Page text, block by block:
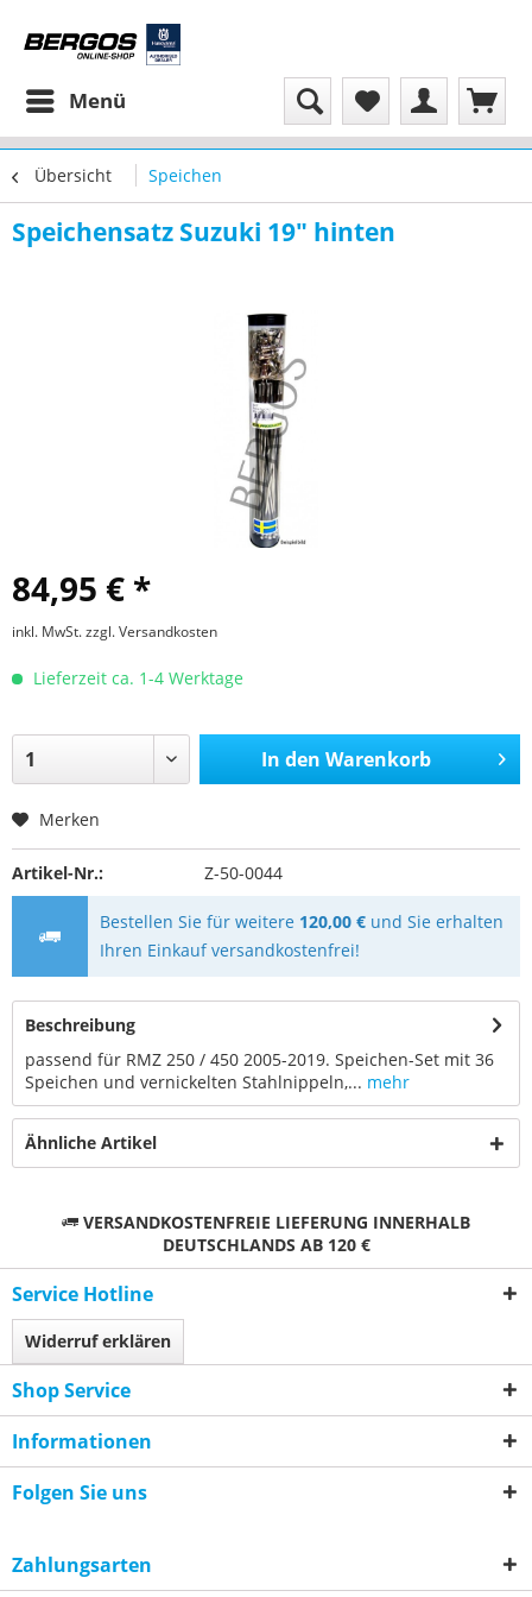
Menü
Übersicht Speichen
Speichensatz Suzuki 19" hinten
84,95 € *
inkl. MwSt.zzgl. Versandkosten
Lieferzeit ca. 1-4 Werktage
In den Warenkorb
Merken
Artikel-Nr.: Z-50-0044
Bestellen Sie für weitere 120,00 € und Sie erhalten
Ihren Einkauf versandkostenfrei!
Beschreibung
passend für RMZ 250 / 450 2005-2019. Speichen-Set mit 36
Speichen und vernickelten Stahlnippeln,... mehr
Ähnliche Artikel
VERSANDKOSTENFREIE LIEFERUNG INNERHALB
DEUTSCHLANDS AB 120 €
Service Hotline
Widerruf erklären
Shop Service
Informationen
Folgen Sie uns
Zahlungsarten